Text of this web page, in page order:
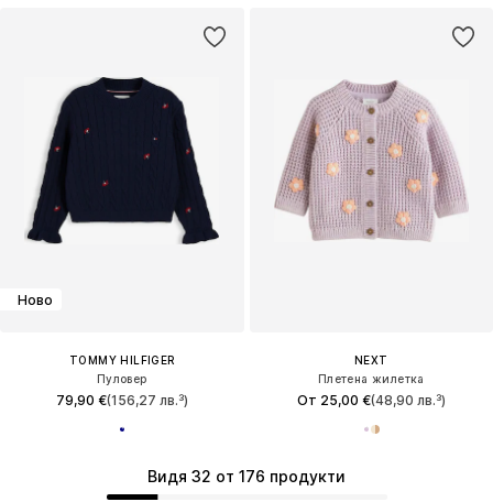
Ново
TOMMY HILFIGER
Пуловер
79,90 €(156,27 лв.³)
NEXT
Плетена жилетка
От 25,00 €(48,90 лв.³)
Видя 32 от 176 продукти